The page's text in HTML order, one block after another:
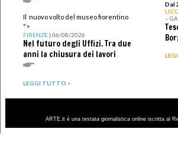
Il nuovo volto del museo fiorentino
">
FIRENZE| 06/08/2026
Nel futuro degli Uffizi. Tra due
anni la chiusura dei lavori
LEGGI TUTTO >
Dal
–
ARTE.it è una testata giornalistica online iscritta al